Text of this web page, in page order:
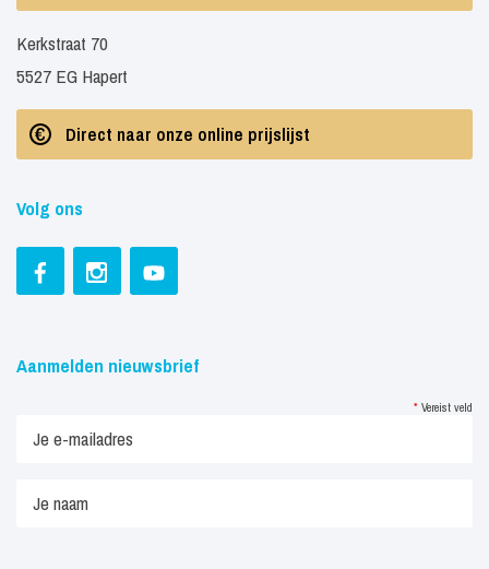
Kerkstraat 70
5527 EG Hapert
Direct naar onze online prijslijst
Volg ons
Aanmelden nieuwsbrief
* Vereist veld